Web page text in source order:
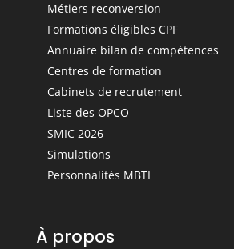
Métiers reconversion
Formations éligibles CPF
Annuaire bilan de compétences
Centres de formation
Cabinets de recrutement
Liste des OPCO
SMIC 2026
Simulations
Personnalités MBTI
À propos